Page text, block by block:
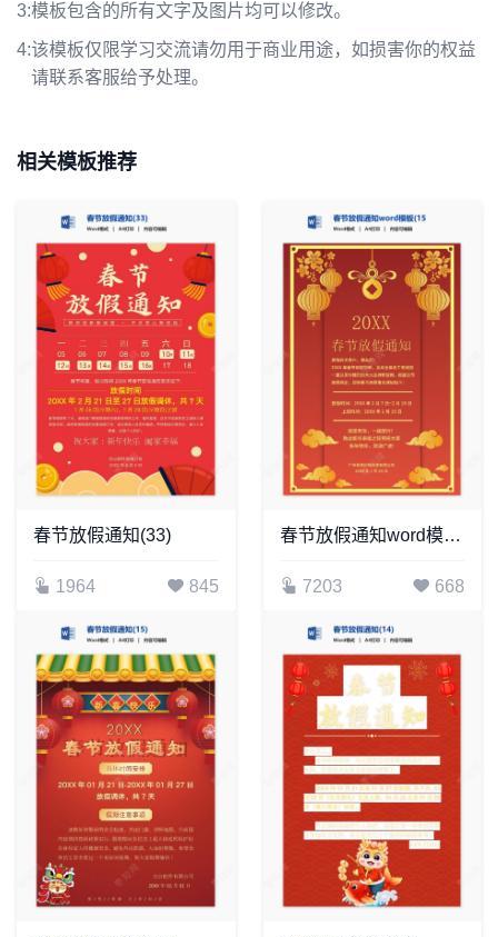
3:模板包含的所有文字及图片均可以修改。
4:该模板仅限学习交流请勿用于商业用途，如损害你的权益
请联系客服给予处理。
相关模板推荐
春节放假通知(33)
1964 845
春节放假通知word模板(15)
7203 668